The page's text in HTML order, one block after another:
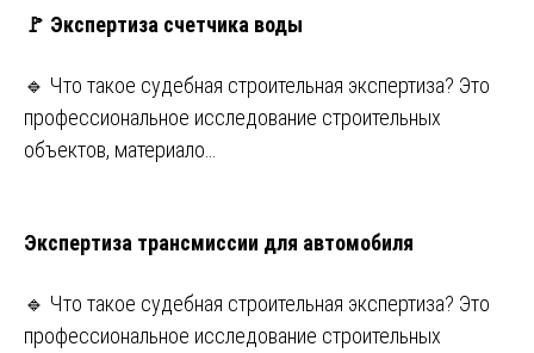
🚩 Экспертиза счетчика воды
🔹 Что такое судебная строительная экспертиза? Это
профессиональное исследование строительных
объектов, материало…
Экспертиза трансмиссии для автомобиля
🔹 Что такое судебная строительная экспертиза? Это
профессиональное исследование строительных